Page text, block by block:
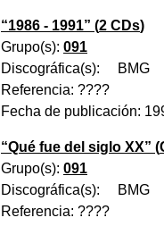
“1986 - 1991” (2 CDs)
Grupo(s): 091
Discográfica(s):
BMG
Referencia: ????
Fecha de publicación:
“Qué fue del siglo XX” (
Grupo(s): 091
Discográfica(s):
BMG
Referencia: ????